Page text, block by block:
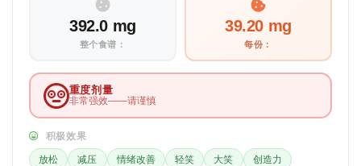
392.0 mg
整个食谱：
39.20 mg
每份：
重度剂量
非常强效——请谨慎
积极效果
放松 减压 情绪改善 轻笑 大笑
创造力